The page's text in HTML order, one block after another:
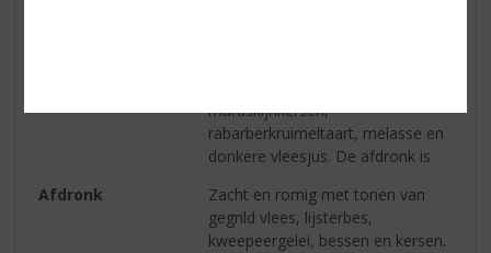
maraskijnkersen,
rabarberkruimeltaart, melasse en
donkere vleesjus. De afdronk is
Afdronk
Zacht en romig met tonen van
gegrild vlees, lijsterbes,
kweepeergelei, bessen en kersen.